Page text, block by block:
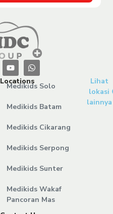
Locations
Medikids Solo
Medikids Batam
Medikids Cikarang
Medikids Serpong
Medikids Sunter
Medikids Wakaf
Pancoran Mas
Lihat
lokasi
lainnya